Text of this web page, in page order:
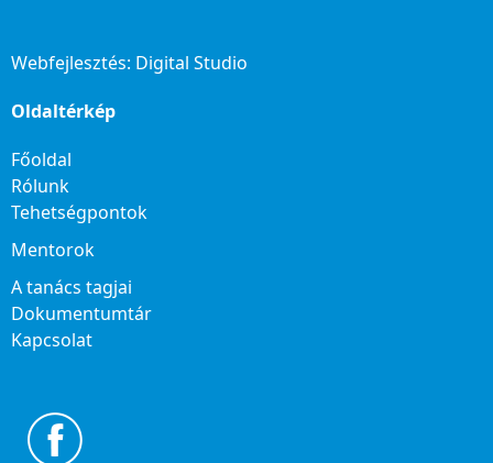
Webfejlesztés: Digital Studio
Oldaltérkép
Főoldal
Rólunk
Tehetségpontok
Mentorok
A tanács tagjai
Dokumentumtár
Kapcsolat